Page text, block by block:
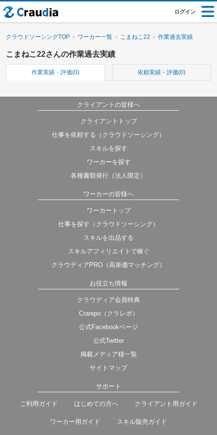
ログイン
クラウドソーシングTOP ワーカー一覧 こまねこ22 作業過去実績
こまねこ22さんの作業過去実績
作業実績・評価(0) 依頼実績・評価(0)
クライアントの皆様へ
クライアントトップ
仕事を依頼する（クラウドソーシング）
スキルを探す
ワーカーを探す
各種書類発行（法人限定）
ワーカーの皆様へ
ワーカートップ
仕事を探す（クラウドソーシング）
スキルを出品する
スキルアフィリエイトで稼ぐ
クラウディアPRO（高単価マッチング）
お役立ち情報
クラウディア会員特典
Crarepo（クラレポ）
公式Facebookページ
公式Twitter
掲載メディア様一覧
サイトマップ
サポート
ご利用ガイド はじめての方へ クライアント用ガイド
ワーカー用ガイド スキル販売ガイド